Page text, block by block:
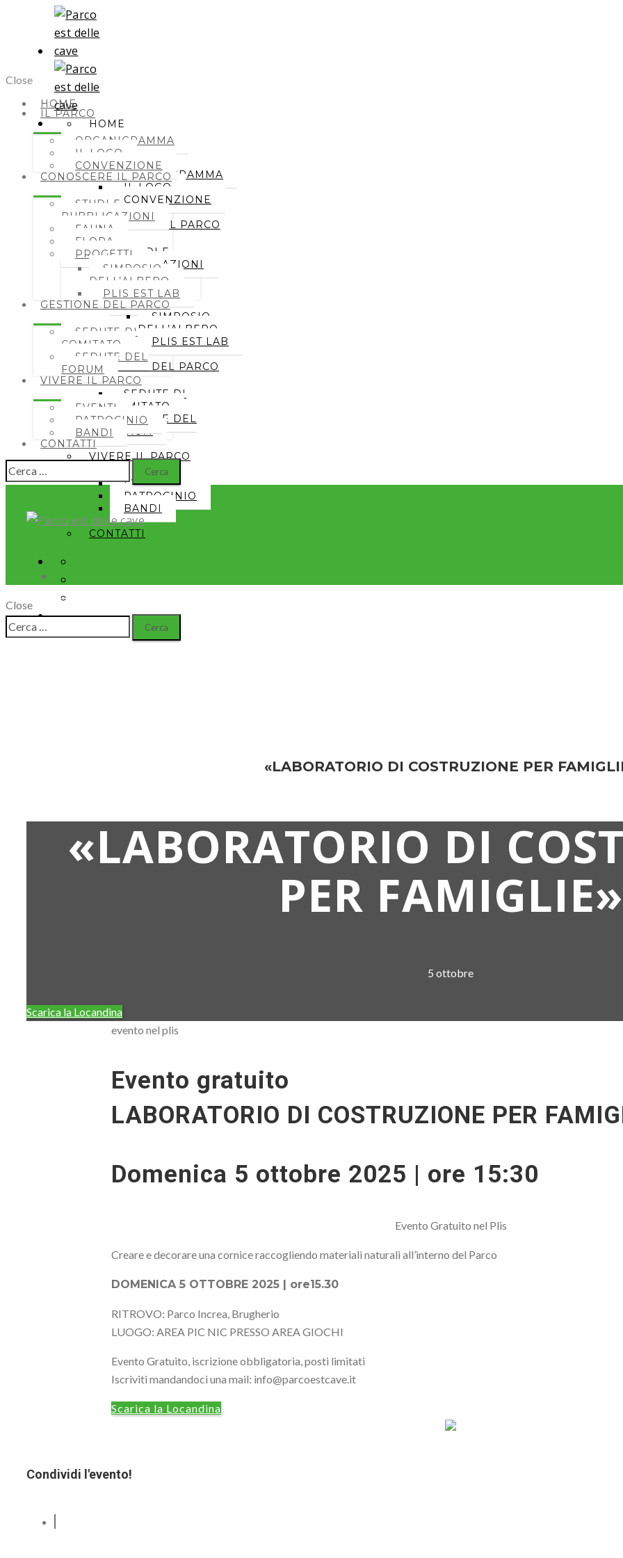
HOME
IL PARCO
ORGANIGRAMMA
IL LOGO
CONVENZIONE
CONOSCERE IL PARCO
STUDI E
PUBBLICAZIONI
FAUNA
FLORA
PROGETTI
SIMPOSIO
DELL’ALBERO
PLIS EST LAB
GESTIONE DEL PARCO
SEDUTE DI
COMITATO
SEDUTE DEL
FORUM
VIVERE IL PARCO
EVENTI
PATROCINIO
BANDI
CONTATTI
Seguici
Close
HOME
IL PARCO
ORGANIGRAMMA
IL LOGO
CONVENZIONE
CONOSCERE IL PARCO
STUDI E
PUBBLICAZIONI
FAUNA
FLORA
PROGETTI
SIMPOSIO
DELL’ALBERO
PLIS EST LAB
GESTIONE DEL PARCO
SEDUTE DI
COMITATO
SEDUTE DEL
FORUM
VIVERE IL PARCO
EVENTI
PATROCINIO
BANDI
CONTATTI
Ricerca
per:
Close
Ricerca
per:
«LABORATORIO DI COSTRUZIONE PER
«LABORATORIO DI
PER FAMIGLIE»
5 ottobre
Scarica la Locandina
evento nel plis
Evento gratuito
LABORATORIO DI COSTRUZIONE PER
Domenica 5 ottobre 2025 | ore 15:30
Evento Gratuito nel Plis
Creare e decorare una cornice raccogliendo materiali naturali all’interno del Parco
DOMENICA 5 OTTOBRE 2025 | ore15.30
RITROVO: Parco Increa, Brugherio
LUOGO: AREA PIC NIC PRESSO AREA GIOCHI
Evento Gratuito, iscrizione obbligatoria, posti limitati
Iscriviti mandandoci una mail: info@parcoestcave.it
Scarica la Locandina
Condividi l'evento!